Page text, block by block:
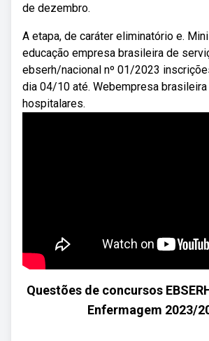
de dezembro.
A etapa, de caráter eliminatório e.
educação empresa brasileira de
ebserh/nacional nº 01/2023
dia 04/10 até. Webempresa
hospitalares.
Questões de concursos
Enfermagem 2023/